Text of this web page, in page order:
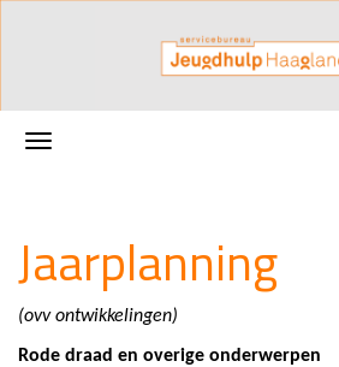
Jaarplanning
(ovv ontwikkelingen)
Rode draad en overige onderwerpen